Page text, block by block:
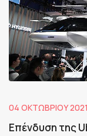
04 ΟΚΤΩΒΡΊΟΥ
Επένδυση της